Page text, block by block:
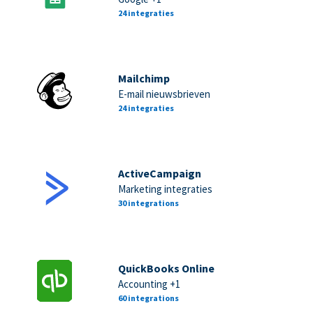
24 integraties
Mailchimp
E-mail nieuwsbrieven
24 integraties
ActiveCampaign
Marketing integraties
30 integrations
QuickBooks Online
Accounting +1
60 integrations